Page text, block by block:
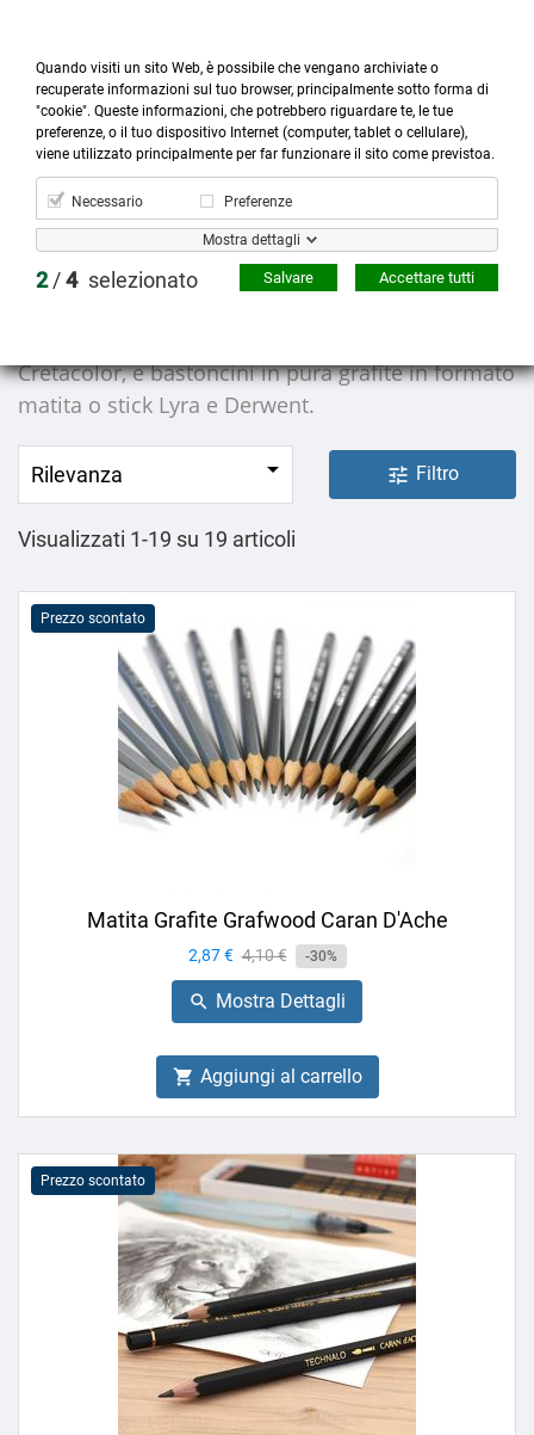

Prodotti

Account

Cerca
more_horiz
Menù
shopping_cart
Matite e Mine Sfuse
Cretacolor, e bastoncini in pura grafite in formato
matita o stick Lyra e Derwent.
Rilevanza  tune Filtro
Visualizzati 1-19 su 19 articoli
Prezzo scontato
Matita Grafite Grafwood Caran D'Ache
Prezzo
2,87 € Prezzo
base
4,10 € -30%
 Mostra Dettagli
 Aggiungi al carrello
Prezzo scontato
Quando visiti un sito Web, è possibile che vengano archiviate o
recuperate informazioni sul tuo browser, principalmente sotto forma di
"cookie". Queste informazioni, che potrebbero riguardare te, le tue
preferenze, o il tuo dispositivo Internet (computer, tablet o cellulare),
viene utilizzato principalmente per far funzionare il sito come previstoa.
Necessario Preferenze
Mostra dettagli
2/4 selezionato Accettare tutti
Salvare